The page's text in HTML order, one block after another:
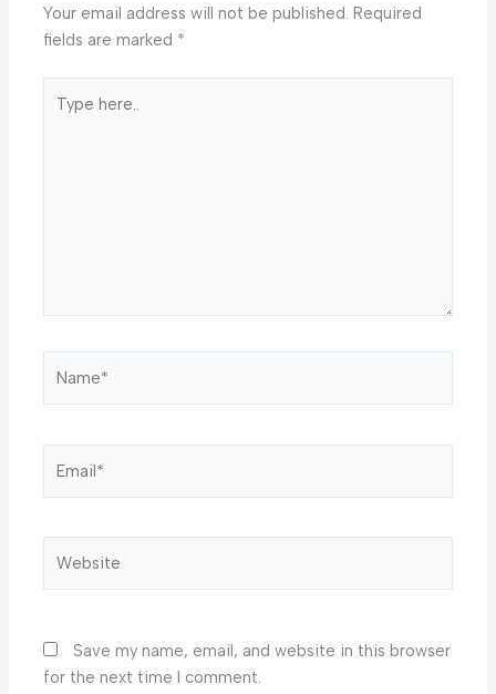
Your email address will not be published. Required
fields are marked *
here..
Save my name, email, and website in this browser
for the next time I comment.